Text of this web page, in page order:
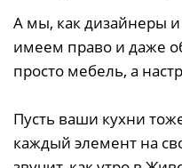
А мы, как дизайнеры
имеем право и даже
просто мебель, а
Пусть ваши кухни
каждый элемент на